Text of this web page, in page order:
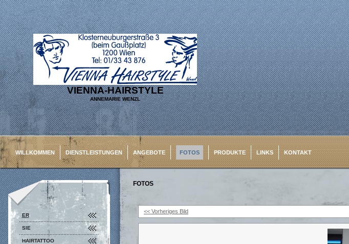
VIENNA-HAIRSTYLE
ANNEMARIE WENZL
WILLKOMMEN DIENSTLEISTUNGEN ANGEBOTE FOTOS PRODUKTE LINKS KONTAKT
ER
SIE
HAIRTATTOO
FOTOS
<< Vorheriges Bild